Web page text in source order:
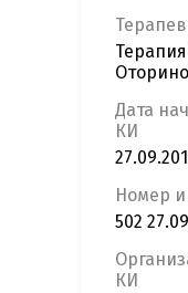
Дата
КИ
Номер и
502
КИ